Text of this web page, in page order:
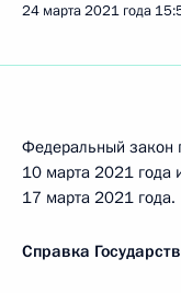
24 марта 2021 года
Федеральный закон
10 марта 2021 года
17 марта 2021 года.
Справка